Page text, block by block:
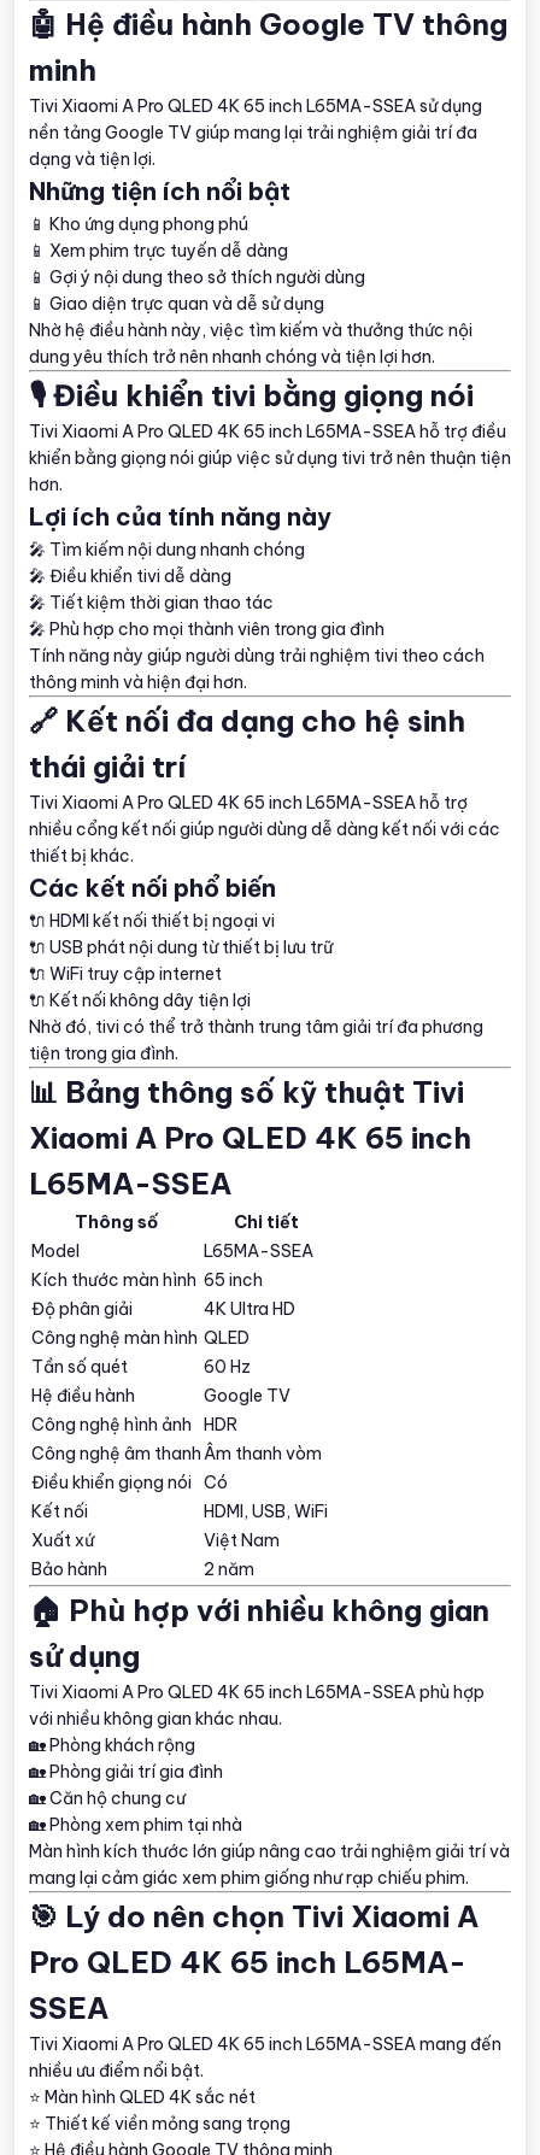
🤖 Hệ điều hành Google TV thông
minh
Tivi Xiaomi A Pro QLED 4K 65 inch L65MA-SSEA sử dụng
nền tảng Google TV giúp mang lại trải nghiệm giải trí đa
dạng và tiện lợi.
Những tiện ích nổi bật
📱 Kho ứng dụng phong phú
📱 Xem phim trực tuyến dễ dàng
📱 Gợi ý nội dung theo sở thích người dùng
📱 Giao diện trực quan và dễ sử dụng
Nhờ hệ điều hành này, việc tìm kiếm và thưởng thức nội
dung yêu thích trở nên nhanh chóng và tiện lợi hơn.
🎙️ Điều khiển tivi bằng giọng nói
Tivi Xiaomi A Pro QLED 4K 65 inch L65MA-SSEA hỗ trợ điều
khiển bằng giọng nói giúp việc sử dụng tivi trở nên thuận tiện
hơn.
Lợi ích của tính năng này
🎤 Tìm kiếm nội dung nhanh chóng
🎤 Điều khiển tivi dễ dàng
🎤 Tiết kiệm thời gian thao tác
🎤 Phù hợp cho mọi thành viên trong gia đình
Tính năng này giúp người dùng trải nghiệm tivi theo cách
thông minh và hiện đại hơn.
🔗 Kết nối đa dạng cho hệ sinh
thái giải trí
Tivi Xiaomi A Pro QLED 4K 65 inch L65MA-SSEA hỗ trợ
nhiều cổng kết nối giúp người dùng dễ dàng kết nối với các
thiết bị khác.
Các kết nối phổ biến
🔌 HDMI kết nối thiết bị ngoại vi
🔌 USB phát nội dung từ thiết bị lưu trữ
🔌 WiFi truy cập internet
🔌 Kết nối không dây tiện lợi
Nhờ đó, tivi có thể trở thành trung tâm giải trí đa phương
tiện trong gia đình.
📊 Bảng thông số kỹ thuật Tivi
Xiaomi A Pro QLED 4K 65 inch
L65MA-SSEA
Thông số
Chi tiết
Model
L65MA-SSEA
Kích thước màn hình 65 inch
Độ phân giải
4K Ultra HD
Công nghệ màn hình QLED
Tần số quét
60 Hz
Hệ điều hành
Google TV
Công nghệ hình ảnh
HDR
Công nghệ âm thanh Âm thanh vòm
Điều khiển giọng nói
Có
Kết nối
HDMI, USB, WiFi
Xuất xứ
Việt Nam
Bảo hành
2 năm
🏠 Phù hợp với nhiều không gian
sử dụng
Tivi Xiaomi A Pro QLED 4K 65 inch L65MA-SSEA phù hợp
với nhiều không gian khác nhau.
🏡 Phòng khách rộng
🏡 Phòng giải trí gia đình
🏡 Căn hộ chung cư
🏡 Phòng xem phim tại nhà
Màn hình kích thước lớn giúp nâng cao trải nghiệm giải trí và
mang lại cảm giác xem phim giống như rạp chiếu phim.
🎯 Lý do nên chọn Tivi Xiaomi A
Pro QLED 4K 65 inch L65MA-
SSEA
Tivi Xiaomi A Pro QLED 4K 65 inch L65MA-SSEA mang đến
nhiều ưu điểm nổi bật.
⭐ Màn hình QLED 4K sắc nét
⭐ Thiết kế viền mỏng sang trọng
⭐ Hệ điều hành Google TV thông minh